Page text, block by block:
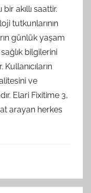
akıllı saattir.
tutkunlarının
günlük yaşam
bilgilerini
ve
Elari Fixitime 3,
arayan herkes